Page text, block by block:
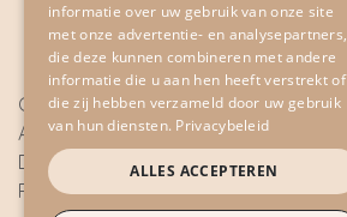
Cookie Policy
Algemene voorwaarden
Disclaimer
Privacy Policy
informatie over uw gebruik van onze site
met onze advertentie- en analysepartners,
die deze kunnen combineren met andere
informatie die u aan hen heeft verstrekt of
die zij hebben verzameld door uw gebruik
van hun diensten. Privacybeleid
ALLES ACCEPTEREN